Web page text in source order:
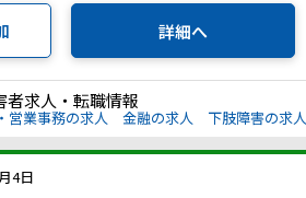
詳細へ
者求人・転職情報
営業事務の求人 金融の求人 下肢障害の求人
4日